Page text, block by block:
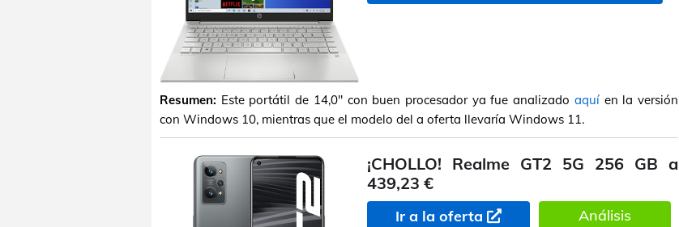
Resumen: Este portátil de 14,0" con buen procesador ya fue analizado aquíen la versión
con Windows 10, mientras que el modelo del a oferta llevaría Windows 11.
¡CHOLLO! Realme GT2 5G 256 GB a
439,23 €
Ir a la oferta Análisis